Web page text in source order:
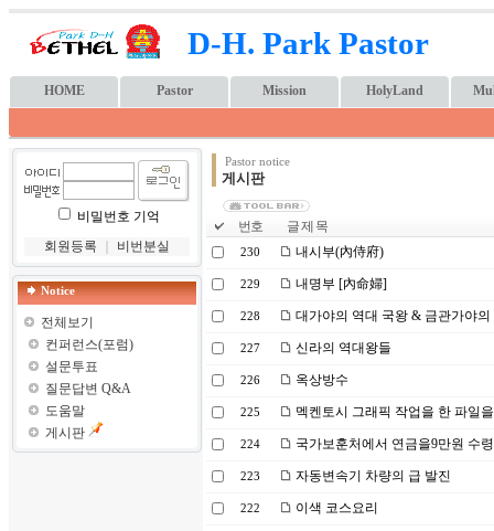
D-H. Park Pastor
HOME Pastor Mission HolyLand
비밀번호 기억
회원등록
비번분실
Notice
전체보기
컨퍼런스(포럼)
설문투표
질문답변 Q&A
도움말
게시판
Pastor notice
게시판
번호 글 제 목
230 내시부(內侍府)
229 내명부 [內命婦]
228 대가야의 역대 국왕 & 금관가야의
227 신라의 역대왕들
226 옥상방수
225 멕켄토시 그래픽 작업을 한 파일
224 국가보훈처에서 연금을9만원 수
223 자동변속기 차량의 급 발진
222 이색 코스요리